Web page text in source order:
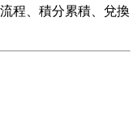
程、積分累積、兌換